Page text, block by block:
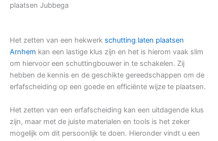
plaatsen Jubbega
Het zetten van een hekwerk schutting laten plaatsen
Arnhem kan een lastige klus zijn en het is hierom vaak slim
om hiervoor een schuttingbouwer in te schakelen. Zij
hebben de kennis en de geschikte gereedschappen om de
erfafscheiding op een goede en efficiënte wijze te plaatsen.
Het zetten van een erfafscheiding kan een uitdagende klus
zijn, maar met de juiste materialen en tools is het zeker
mogelijk om dit persoonlijk te doen. Hieronder vindt u een